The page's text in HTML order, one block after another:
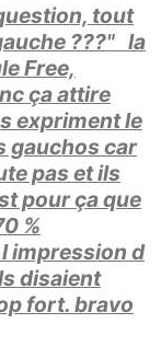
tout
???" la
Free,
ça attire
expriment le
gauchos car
pas et ils
pour ça que
%
impression d
disaient
fort. bravo